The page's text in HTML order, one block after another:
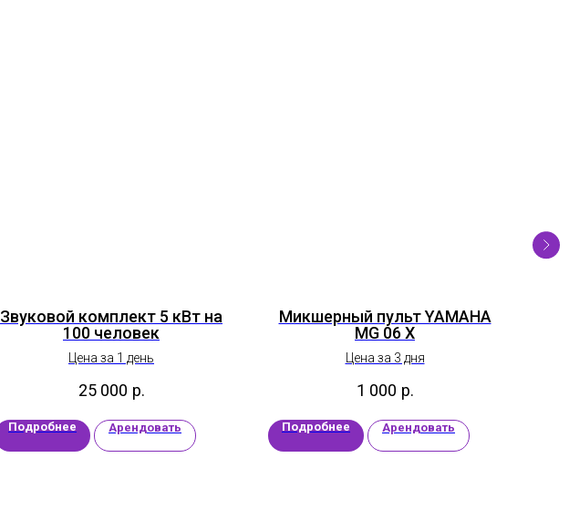
Звуковой комплект 5 кВт на
100 человек
Цена за 1 день
25 000 р.
Подробнее Арендовать
Микшерный пульт YAMAHA
MG 06 X
Цена за 3 дня
1 000 р.
Подробнее Арендовать